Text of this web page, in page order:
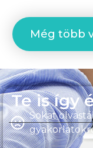
Még több
Te is így
Sokat